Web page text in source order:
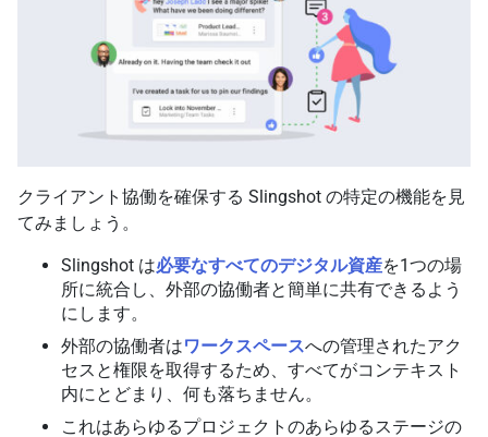
クライアント協働を確保する Slingshot の特定の機能を見
てみましょう。
Slingshot は必要なすべてのデジタル資産を1つの場
所に統合し、外部の協働者と簡単に共有できるよう
にします。
外部の協働者はワークスペースへの管理されたアク
セスと権限を取得するため、すべてがコンテキスト
内にとどまり、何も落ちません。
これはあらゆるプロジェクトのあらゆるステージの